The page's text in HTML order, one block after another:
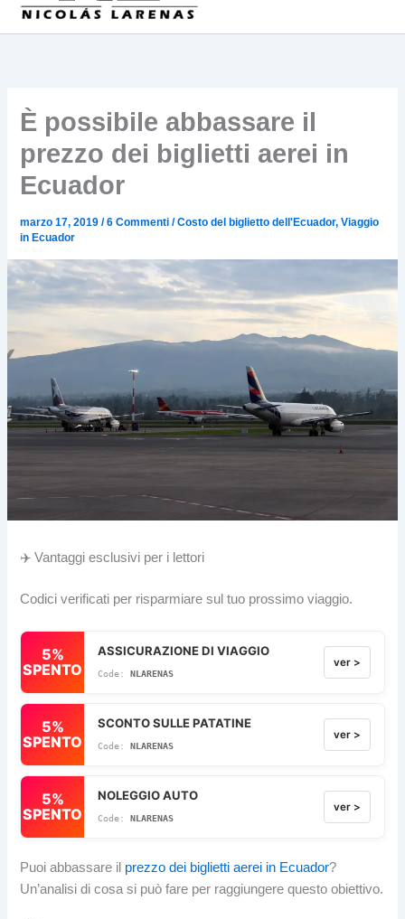
È possibile abbassare il
prezzo dei biglietti aerei in
Ecuador
marzo 17, 2019/6 Commenti /Costo del biglietto dell'Ecuador,Viaggio
in Ecuador
✈️ Vantaggi esclusivi per i lettori
Codici verificati per risparmiare sul tuo prossimo viaggio.
5%
SPENTO
ASSICURAZIONE DI VIAGGIO
NLARENAS
ver >
5%
SPENTO
SCONTO SULLE PATATINE
NLARENAS
ver >
5%
SPENTO
NOLEGGIO AUTO
NLARENAS
ver >
Puoi abbassare il prezzo dei biglietti aerei in Ecuador?
Un’analisi di cosa si può fare per raggiungere questo obiettivo.